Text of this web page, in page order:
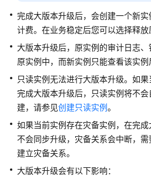
坡
区
域）
API
参
考
（吉
隆
坡
区
域）
完成大版本升级后，会创建一个新
计费。在业务稳定后您可以选择释放
大版本升级后，原实例的审计日志
原实例中，而新实例只能查看该实例
只读实例无法进行大版本升级。如
完成大版本升级后，只读实例将不
建，请参见创建只读实例。
如果当前实例存在灾备实例，在完
不会同步升级，灾备关系会中断，
建立灾备关系。
大版本升级会有以下影响：